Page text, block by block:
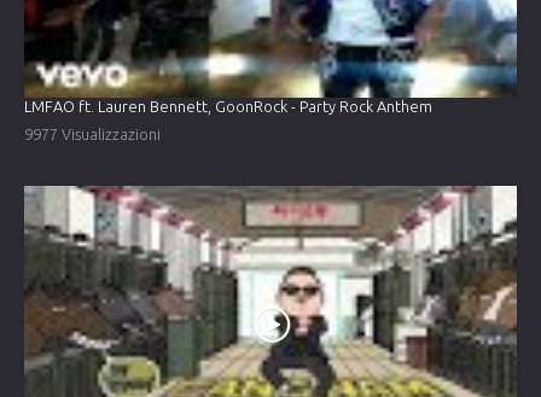
LMFAO ft. Lauren Bennett, GoonRock - Party Rock Anthem
9977 Visualizzazioni